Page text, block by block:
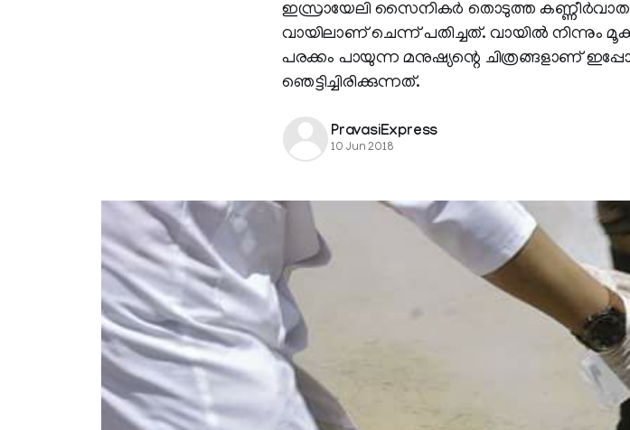
ഇസ്രായേലി സൈനികർ തൊടുത്ത കണ്ണീർവാതക
വായിലാണ് ചെന്ന് പതിച്ചത്. വായില്‍ നിന്നും
പരക്കം പായുന്ന മനുഷ്യന്റെ ചിത്രങ്ങളാണ്
ഞെട്ടിച്ചിരിക്കുന്നത്.
PravasiExpress
10 Jun 2018